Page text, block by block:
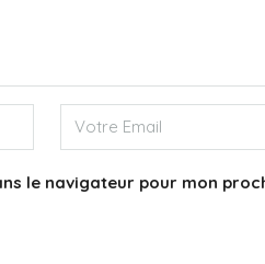
le navigateur pour mon